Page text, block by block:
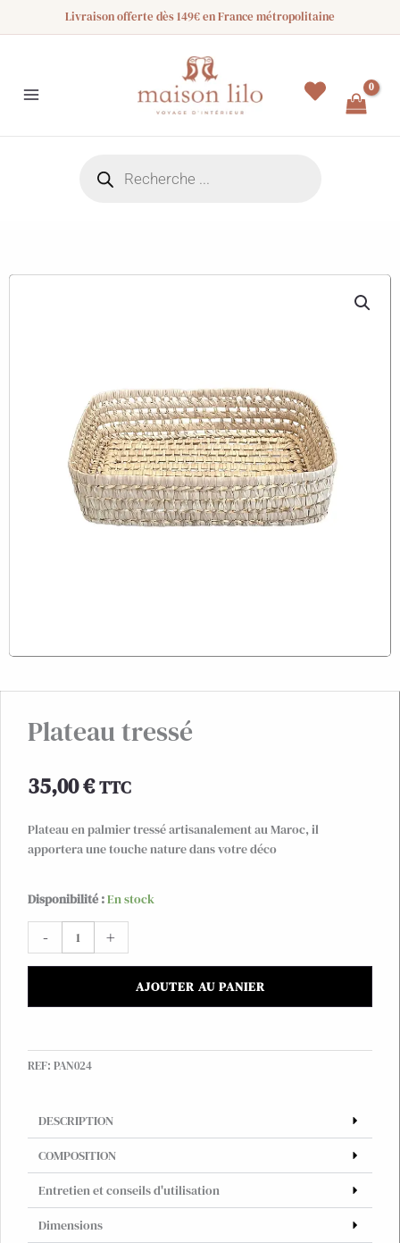
Livraison offerte dès 149€ en France métropolitaine
produits
Plateau tressé
35,00€TTC
Plateau en palmier tressé artisanalement au Maroc, il
apportera une touche nature dans votre déco
Disponibilité :En stock
-
quantité
de
Plateau
tressé
+
AJOUTER AU PANIER
REF: PAN024
DESCRIPTION
COMPOSITION
Entretien et conseils d'utilisation
Dimensions